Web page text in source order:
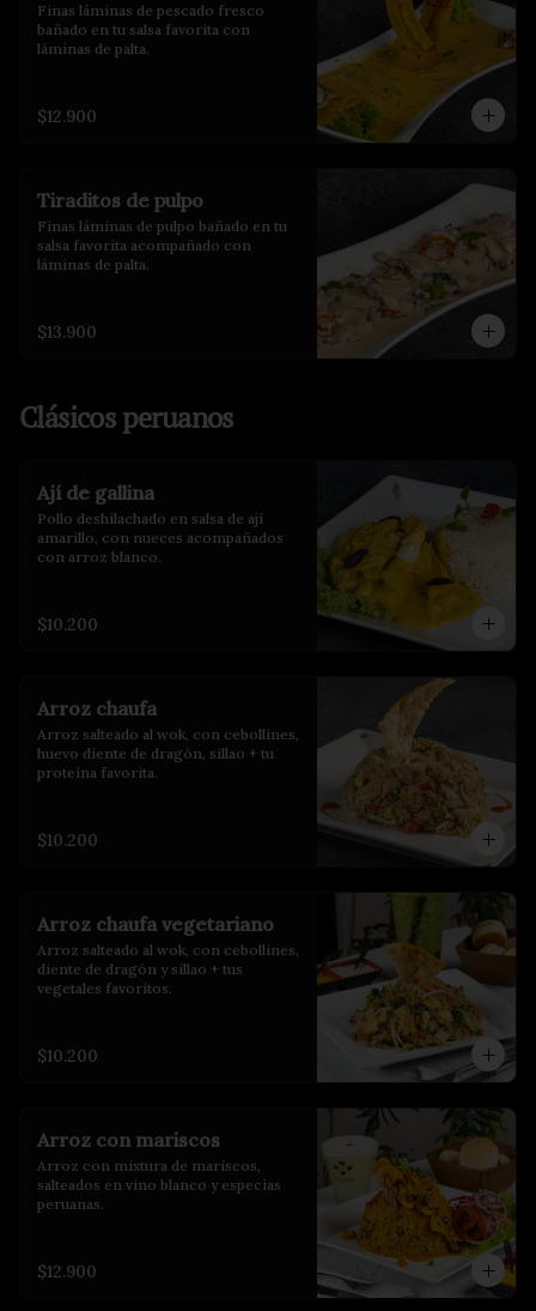
Finas láminas de pescado fresco
bañado en tu salsa favorita con
láminas de palta.
$12.900
Tiraditos de pulpo
Finas láminas de pulpo bañado en tu
salsa favorita acompañado con
láminas de palta.
$13.900
Clásicos peruanos
Ají de gallina
Pollo deshilachado en salsa de ají
amarillo, con nueces acompañados
con arroz blanco.
$10.200
Arroz chaufa
Arroz salteado al wok, con cebollines,
huevo diente de dragón, sillao + tu
proteína favorita.
$10.200
Arroz chaufa vegetariano
Arroz salteado al wok, con cebollines,
diente de dragón y sillao + tus
vegetales favoritos.
$10.200
Arroz con mariscos
Arroz con mixtura de mariscos,
salteados en vino blanco y especias
peruanas.
$12.900